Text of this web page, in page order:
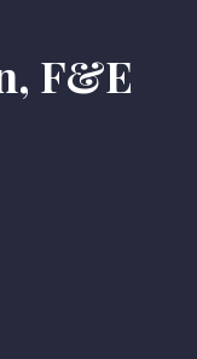
F&E